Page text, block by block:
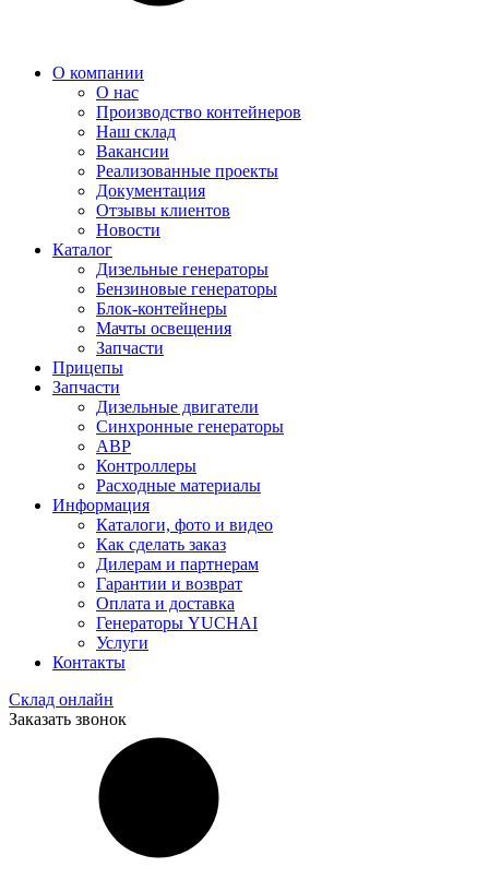
О компании
О нас
Производство контейнеров
Наш склад
Вакансии
Реализованные проекты
Документация
Отзывы клиентов
Новости
Каталог
Дизельные генераторы
Бензиновые генераторы
Блок-контейнеры
Мачты освещения
Запчасти
Прицепы
Запчасти
Дизельные двигатели
Синхронные генераторы
АВР
Контроллеры
Расходные материалы
Информация
Каталоги, фото и видео
Как сделать заказ
Дилерам и партнерам
Гарантии и возврат
Оплата и доставка
Генераторы YUCHAI
Услуги
Контакты
Склад онлайн
Заказать звонок